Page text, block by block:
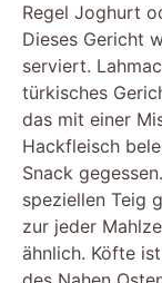
Regel Joghurt
Dieses Gericht
serviert.
türkisches
das mit einer
Hackfleisch
Snack
speziellen Teig
zur jeder
ähnlich. Köfte